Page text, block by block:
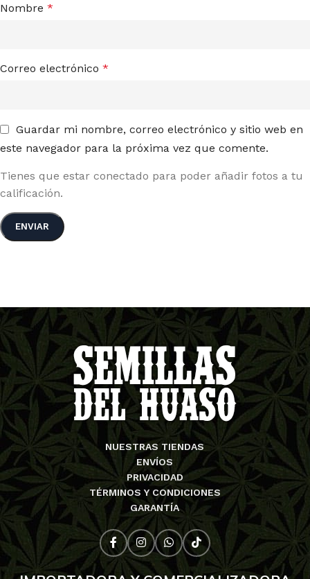
Nombre *
Correo electrónico *
Guardar mi nombre, correo electrónico y sitio web en
este navegador para la próxima vez que comente.
Tienes que estar conectado para poder añadir fotos a tu
calificación.
NUESTRAS TIENDAS
ENVÍOS
PRIVACIDAD
TÉRMINOS Y CONDICIONES
GARANTÍA